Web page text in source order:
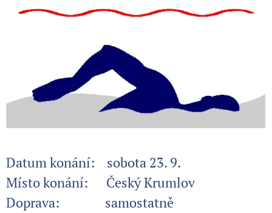
Datum konání: sobota 23. 9.
Místo konání: Český Krumlov
Doprava: samostatně